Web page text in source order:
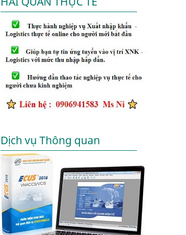
Dịch vụ Thông quan